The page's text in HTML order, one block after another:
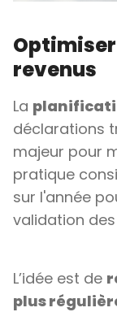
revenus
La
déclarations
majeur pour
pratique
sur l'année
validation
L’idée est de
plus